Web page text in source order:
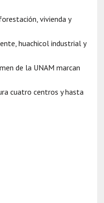
vivienda y
huachicol industrial y
de la UNAM marcan
cuatro centros y hasta